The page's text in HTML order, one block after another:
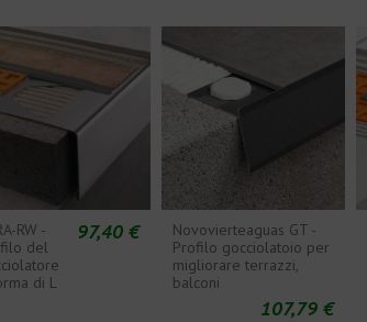
RW -
del
di L
97,40 €
Novovierteaguas GT -
Profilo gocciolatoio per
migliorare terrazzi,
balconi
107,79 €